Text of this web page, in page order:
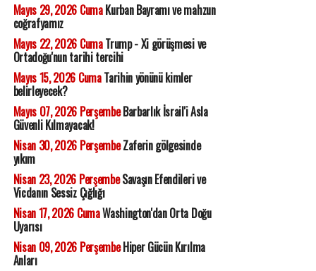
Mayıs 29, 2026 CumaKurban Bayramı ve mahzun
coğrafyamız
Mayıs 22, 2026 CumaTrump - Xi görüşmesi ve
Ortadoğu'nun tarihi tercihi
Mayıs 15, 2026 CumaTarihin yönünü kimler
belirleyecek?
Mayıs 07, 2026 PerşembeBarbarlık İsrail'i Asla
Güvenli Kılmayacak!
Nisan 30, 2026 PerşembeZaferin gölgesinde
yıkım
Nisan 23, 2026 PerşembeSavaşın Efendileri ve
Vicdanın Sessiz Çığlığı
Nisan 17, 2026 CumaWashington'dan Orta Doğu
Uyarısı
Nisan 09, 2026 PerşembeHiper Gücün Kırılma
Anları